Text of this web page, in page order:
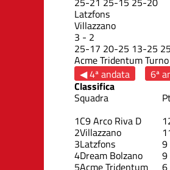
Latzfons
Villazzano
3 - 2
25-17 20-25 13-25 25
Acme Tridentum
◀ 4ª andata
6ª
Classifica
Squadra
1C9 Arco Riva D
2Villazzano
3Latzfons 9
4Dream Bolzano 9
5Acme Tridentum 6